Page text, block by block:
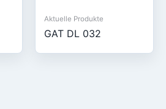
Aktuelle Produkte
GAT DL 032